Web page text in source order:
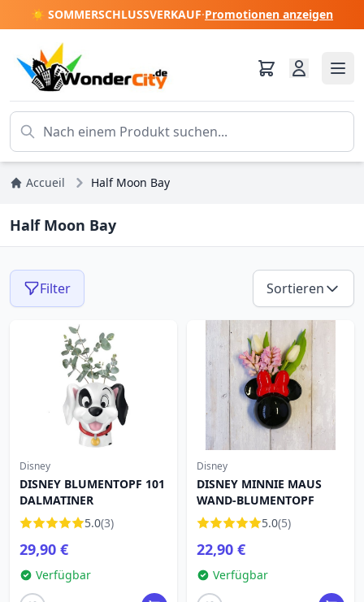
☀️ SOMMERSCHLUSSVERKAUF·Promotionen anzeigen
Accueil Half Moon Bay
Half Moon Bay
Filter Sortieren
Disney
DISNEY BLUMENTOPF 101
DALMATINER
5.0(3)
29,90 €
Verfügbar
Disney
DISNEY MINNIE MAUS
WAND-BLUMENTOPF
5.0(5)
22,90 €
Verfügbar